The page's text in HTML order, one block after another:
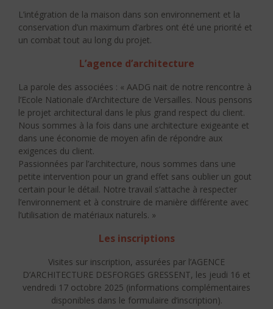
L’intégration de la maison dans son environnement et la
conservation d’un maximum d’arbres ont été une priorité et
un combat tout au long du projet.
L’agence d’architecture
La parole des associées : « AADG nait de notre rencontre à
l’Ecole Nationale d’Architecture de Versailles. Nous pensons
le projet architectural dans le plus grand respect du client.
Nous sommes à la fois dans une architecture exigeante et
dans une économie de moyen afin de répondre aux
exigences du client.
Passionnées par l’architecture, nous sommes dans une
petite intervention pour un grand effet sans oublier un gout
certain pour le détail. Notre travail s’attache à respecter
l’environnement et à construire de manière différente avec
l’utilisation de matériaux naturels. »
Les inscriptions
Visites sur inscription, assurées par l’AGENCE
D’ARCHITECTURE DESFORGES GRESSENT, les jeudi 16 et
vendredi 17 octobre 2025 (informations complémentaires
disponibles dans le formulaire d’inscription).